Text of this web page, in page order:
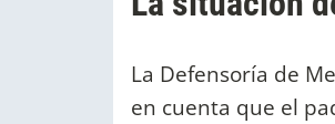
La Defensoría de
en cuenta que el